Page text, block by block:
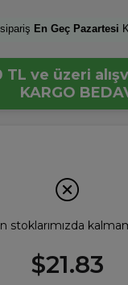
En Geç Pazartesi
TL ve üzeri
KARGO
stoklarımızda
$21.83